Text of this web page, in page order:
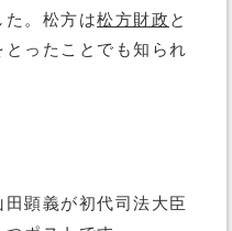
た。松方は松方財政 と
ったことでも知られ
顕義が初代司法大臣